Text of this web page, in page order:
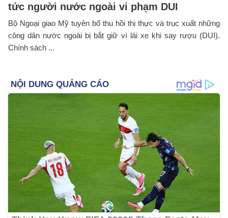
tức người nước ngoài vi phạm DUI
Bộ Ngoại giao Mỹ tuyên bố thu hồi thị thực và trục xuất những
công dân nước ngoài bị bắt giữ vì lái xe khi say rượu (DUI).
Chính sách ...